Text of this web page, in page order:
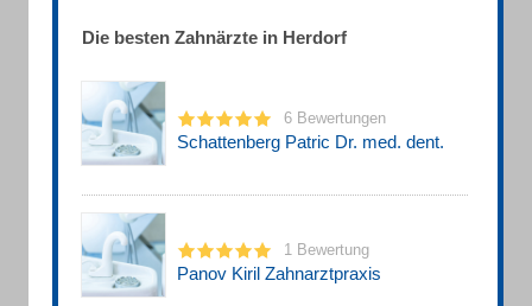
Die besten Zahnärzte in Herdorf
6 Bewertungen
Schattenberg Patric Dr. med. dent.
1 Bewertung
Panov Kiril Zahnarztpraxis